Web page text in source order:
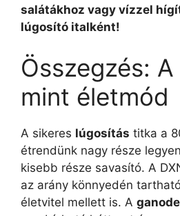
salátákhoz vagy vízzel
lúgosító italként!
Összegzés:
mint életmód
A sikeres lúgosítás titka a
étrendünk nagy része
kisebb része savasító. A
az arány könnyedén
életvitel mellett is. A